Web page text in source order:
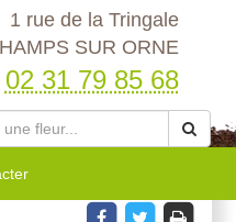
1 rue de la Tringale
SUR ORNE
02 31 79 85 68